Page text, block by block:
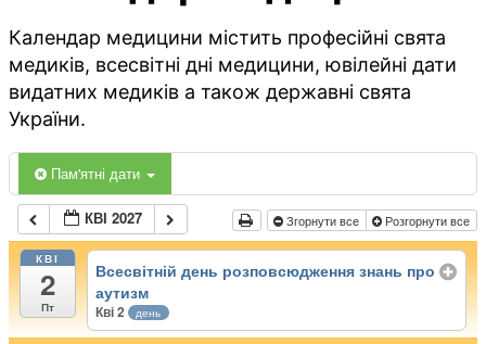
Календар медицини містить професійні свята
медиків, всесвітні дні медицини, ювілейні дати
видатних медиків а також державні свята
України.
Пам'ятні дати
КВІ 2027 Згорнути все Розгорнути все
КВІ
2
Пт
Всесвітній день розповсюдження знань про
аутизм
Кві 2 день